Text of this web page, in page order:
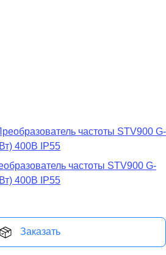
частоты STV900 G-
400В IP55
Заказать